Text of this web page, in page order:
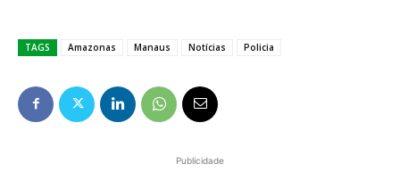
TAGS Amazonas Manaus Notícias Policia
Publicidade